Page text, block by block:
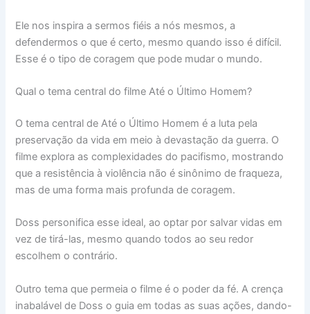
Ele nos inspira a sermos fiéis a nós mesmos, a
defendermos o que é certo, mesmo quando isso é difícil.
Esse é o tipo de coragem que pode mudar o mundo.
Qual o tema central do filme Até o Último Homem?
O tema central de Até o Último Homem é a luta pela
preservação da vida em meio à devastação da guerra. O
filme explora as complexidades do pacifismo, mostrando
que a resistência à violência não é sinônimo de fraqueza,
mas de uma forma mais profunda de coragem.
Doss personifica esse ideal, ao optar por salvar vidas em
vez de tirá-las, mesmo quando todos ao seu redor
escolhem o contrário.
Outro tema que permeia o filme é o poder da fé. A crença
inabalável de Doss o guia em todas as suas ações, dando-